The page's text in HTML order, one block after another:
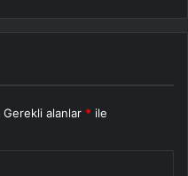
Gerekli alanlar * ile